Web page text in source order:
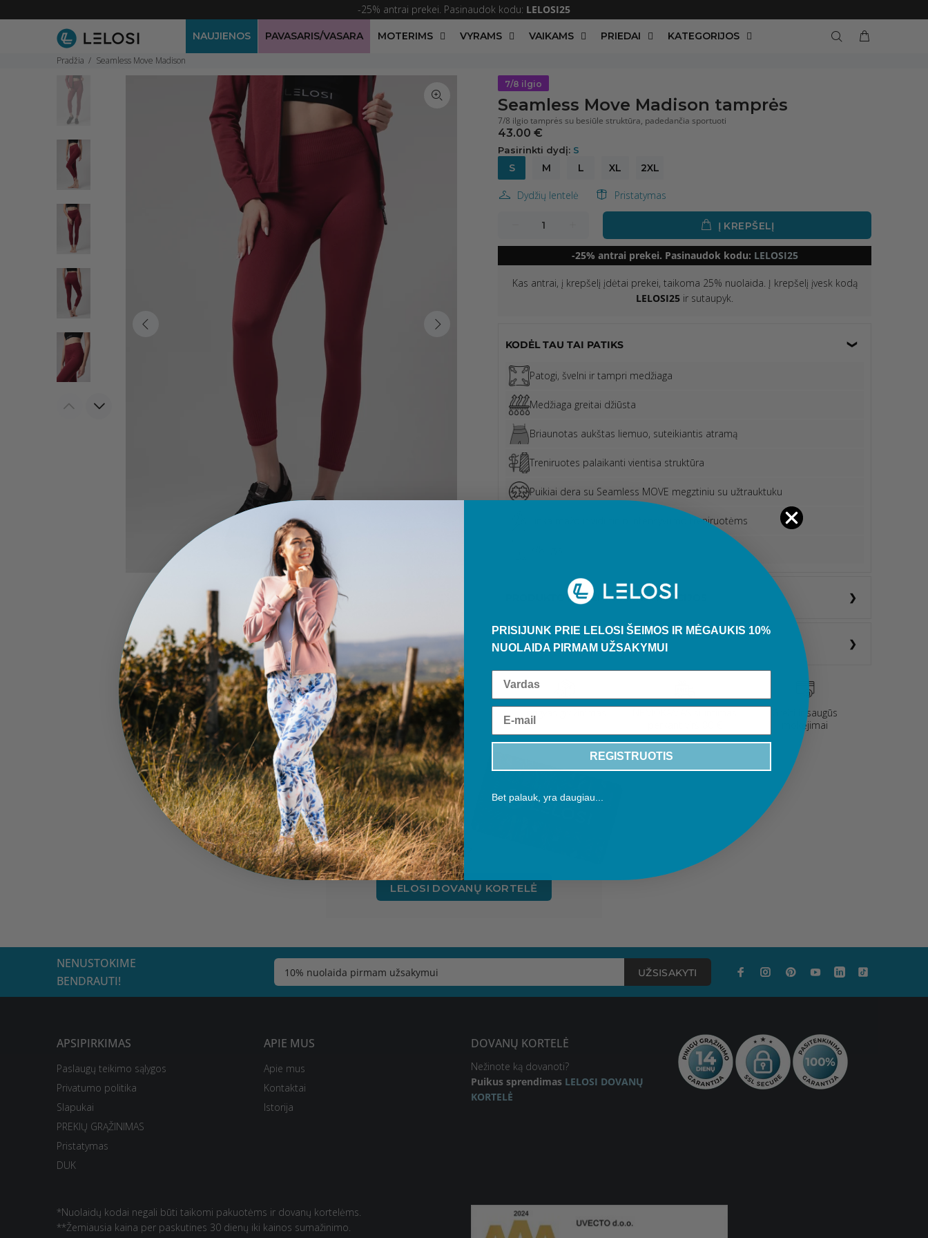
-25% antrai prekei. Pasinaudok kodu: LELOSI25
NAUJIENOS PAVASARIS/VASARA MOTERIMS VYRAMS VAIKAMS PRIEDAI KATEGORIJOS
Pradžia Seamless Move Madison
7/8 ilgio
Seamless Move Madison tamprės
7/8 ilgio tamprės su besiūle struktūra, padedančia sportuoti
43.00 €
Pasirinkti dydį: S
S M L XL 2XL
Dydžių lentelė Pristatymas
Į KREPŠELĮ
-25% antrai prekei. Pasinaudok kodu: LELOSI25
Kas antrai, į krepšelį įdėtai prekei, taikoma 25% nuolaida. Į krepšelį įvesk kodą
LELOSI25 ir sutaupyk.
KODĖL TAU TAI PATIKS
Patogi, švelni ir tampri medžiaga
Medžiaga greitai džiūsta
Briaunotas aukštas liemuo, suteikiantis atramą
Treniruotes palaikanti vientisa struktūra
Puikiai dera su Seamless MOVE megztiniu su užtrauktuku
Tinka mažo ir vidutinio intensyvumo treniruotėms
PRODUKTO PRIEŽIŪROS INSTRUKCIJOS
SUDĖTIS
Lengvas grąžinimas
Greiti ir saugūs
mokėjimai
DOVANŲ
KORTELĖ
Nežinai, ką dovanoti?
LELOSI DOVANŲ KORTELĖ
NENUSTOKIME
BENDRAUTI!
UŽSISAKYTI
APSIPIRKIMAS
Paslaugų teikimo sąlygos
Privatumo politika
Slapukai
PREKIŲ GRĄŽINIMAS
Pristatymas
DUK
APIE MUS
Apie mus
Kontaktai
Istorija
DOVANŲ KORTELĖ
Nežinote ką dovanoti?
Puikus sprendimas LELOSI DOVANŲ
KORTELĖ
*Nuolaidų kodai negali būti taikomi pakuotėms ir dovanų kortelėms.
**Žemiausia kaina per paskutines 30 dienų iki kainos sumažinimo.
PRISIJUNK PRIE LELOSI ŠEIMOS IR MĖGAUKIS 10%
NUOLAIDA PIRMAM UŽSAKYMUI
REGISTRUOTIS
Bet palauk, yra daugiau...